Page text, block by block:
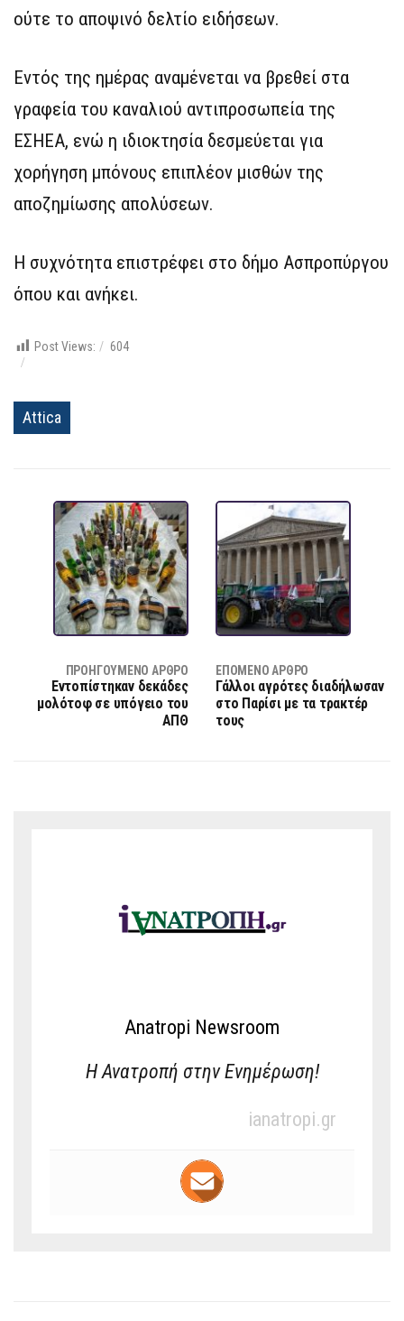
ούτε το αποψινό δελτίο ειδήσεων.
Εντός της ημέρας αναμένεται να βρεθεί στα
γραφεία του καναλιού αντιπροσωπεία της
ΕΣΗΕΑ, ενώ η ιδιοκτησία δεσμεύεται για
χορήγηση μπόνους επιπλέον μισθών της
αποζημίωσης απολύσεων.
Η συχνότητα επιστρέφει στο δήμο Ασπροπύργου
όπου και ανήκει.
Post Views: 604
Attica
ΠΡΟΗΓΟΎΜΕΝΟ ΆΡΘΡΟ
Εντοπίστηκαν δεκάδες
μολότοφ σε υπόγειο του
ΑΠΘ
ΕΠΌΜΕΝΟ ΆΡΘΡΟ
Γάλλοι αγρότες διαδήλωσαν
στο Παρίσι με τα τρακτέρ
τους
Anatropi Newsroom
Η Ανατροπή στην Ενημέρωση!
ianatropi.gr